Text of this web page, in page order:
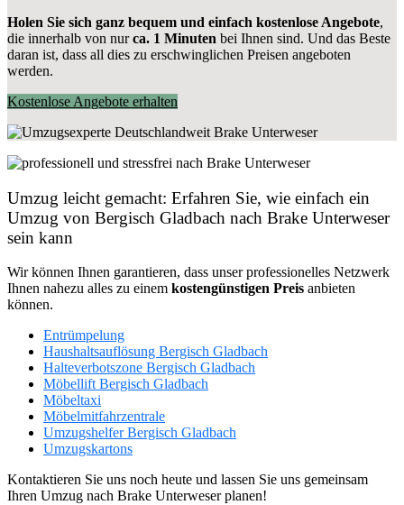
Holen Sie sich ganz bequem und einfach kostenlose Angebote,
die innerhalb von nurca. 1 Minuten bei Ihnen sind. Und das Beste
daran ist, dass all dies zu erschwinglichen Preisen angeboten
werden.
Kostenlose Angebote erhalten
Umzug leicht gemacht: Erfahren Sie, wie einfach ein
Umzug von Bergisch Gladbach nach Brake Unterweser
sein kann
Wir können Ihnen garantieren, dass unser professionelles Netzwerk
Ihnen nahezu alles zu einem kostengünstigen Preis anbieten
können.
Entrümpelung
Haushaltsauflösung Bergisch Gladbach
Halteverbotszone Bergisch Gladbach
Möbellift Bergisch Gladbach
Möbeltaxi
Möbelmitfahrzentrale
Umzugshelfer Bergisch Gladbach
Umzugskartons
Kontaktieren Sie uns noch heute und lassen Sie uns gemeinsam
Ihren Umzug nach Brake Unterweser planen!